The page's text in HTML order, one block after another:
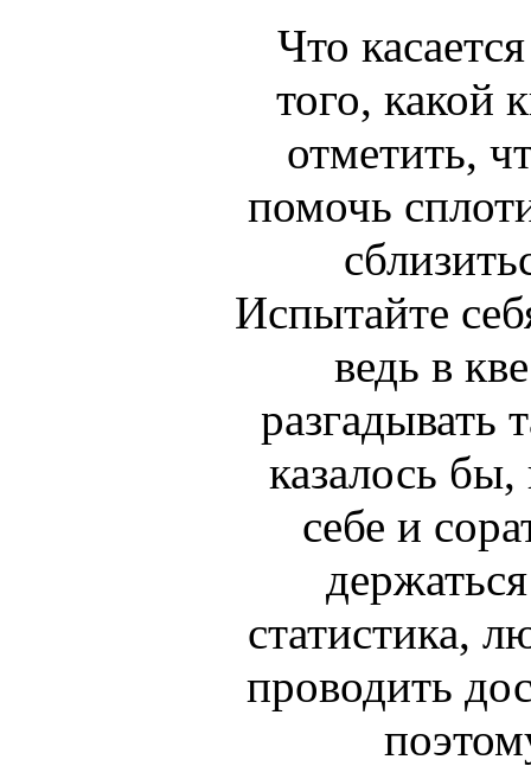
Что
того, какой
отметить,
помочь
Испытайте
ведь в
разгадывать
казалось
себе и
статистика,
проводить